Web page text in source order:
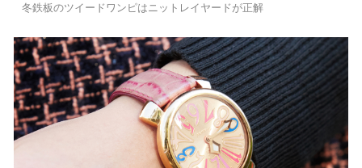
冬鉄板のツイードワンピはニットレイヤードが正解